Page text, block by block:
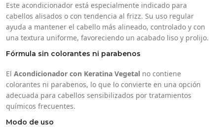
Este acondicionador está especialmente indicado para
cabellos alisados o con tendencia al frizz. Su uso regular
ayuda a mantener el cabello más alineado, controlado y con
una textura uniforme, favoreciendo un acabado liso y prolijo.
Fórmula sin colorantes ni parabenos
El Acondicionador con Keratina Vegetal no contiene
colorantes ni parabenos, lo que lo convierte en una opción
adecuada para cabellos sensibilizados por tratamientos
químicos frecuentes.
Modo de uso